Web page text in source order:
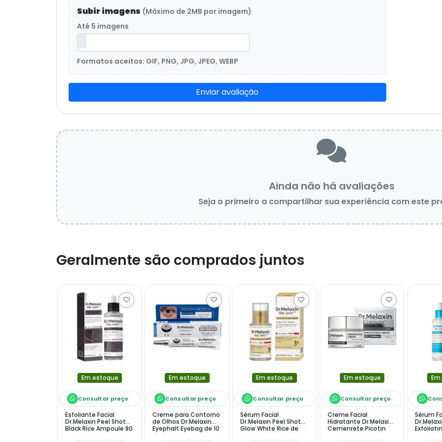
Subir imagens (Máximo de 2MB por imagem)
Até 5 imagens
Formatos aceitos: GIF, PNG, JPG, JPEG, WEBP
Enviar avaliação
Ainda não há avaliações
Seja o primeiro a compartilhar sua experiência com este
Geralmente são comprados juntos
Em estoque
Consultar preço
Esfoliante Facial
Dr.Melaxin Peel Shot
Black Rice Ampoule 80
Em estoque
Consultar preço
Creme para Contorno
de Olhos Dr.Melaxin
Eyephalt Eyebag de 10
Em estoque
Consultar preço
Sérum Facial
Dr.Melaxin Peel Shot
Glow White Rice de
Em estoque
Consultar preço
Creme Facial
Hidratante Dr.Melaxin
Cemenrete Picotin
Sérum